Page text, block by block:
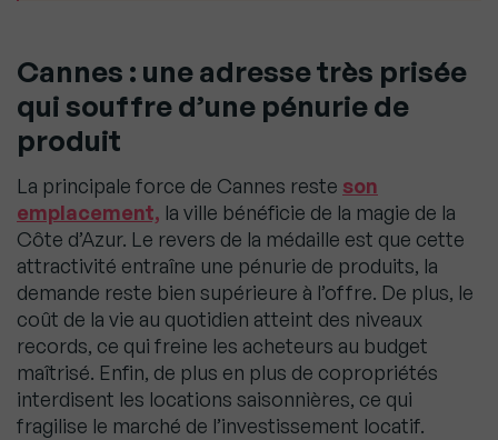
Cannes : une adresse très prisée
qui souffre d’une pénurie de
produit
La principale force de Cannes reste son
emplacement, la ville bénéficie de la magie de la
Côte d’Azur. Le revers de la médaille est que cette
attractivité entraîne une pénurie de produits, la
demande reste bien supérieure à l’offre. De plus, le
coût de la vie au quotidien atteint des niveaux
records, ce qui freine les acheteurs au budget
maîtrisé. Enfin, de plus en plus de copropriétés
interdisent les locations saisonnières, ce qui
fragilise le marché de l’investissement locatif.